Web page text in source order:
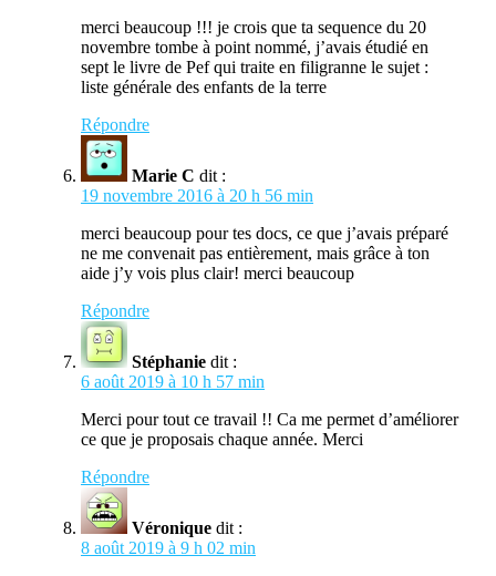
merci beaucoup !!! je crois que ta sequence du 20
novembre tombe à point nommé, j’avais étudié en
sept le livre de Pef qui traite en filigranne le sujet :
liste générale des enfants de la terre
Répondre
Marie C dit :
19 novembre 2016 à 20 h 56 min
merci beaucoup pour tes docs, ce que j’avais préparé
ne me convenait pas entièrement, mais grâce à ton
aide j’y vois plus clair! merci beaucoup
Répondre
Stéphanie dit :
6 août 2019 à 10 h 57 min
Merci pour tout ce travail !! Ca me permet d’améliorer
ce que je proposais chaque année. Merci
Répondre
Véronique dit :
8 août 2019 à 9 h 02 min